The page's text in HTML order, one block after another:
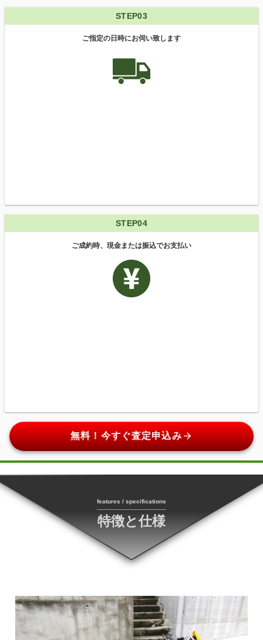
STEP03
ご指定の日時にお伺い致します
STEP04
ご成約時、現金または振込でお支払い
無料！今すぐ査定申込みarrow_forward
features / specifications
特徴と仕様